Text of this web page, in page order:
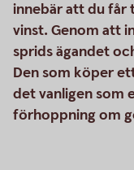
innebär att du får
vinst. Genom att
sprids ägandet
Den som köper
det vanligen som
förhoppning om